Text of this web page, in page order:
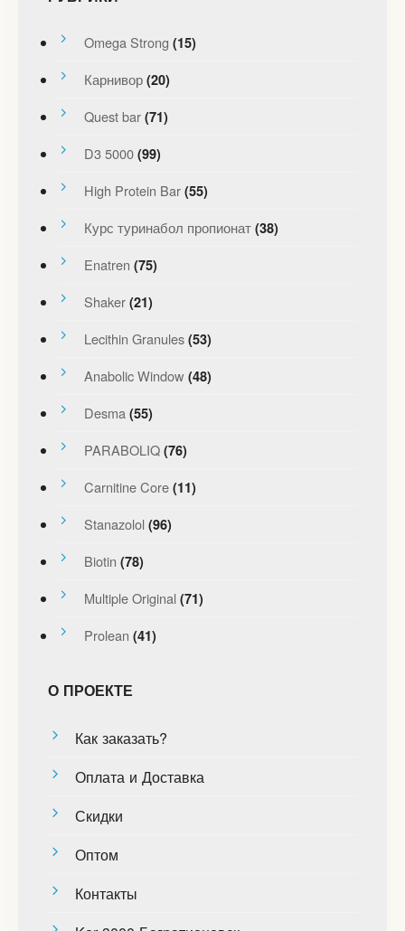
Omega Strong (15)
Карнивор (20)
Quest bar (71)
D3 5000 (99)
High Protein Bar (55)
Курс туринабол пропионат (38)
Enatren (75)
Shaker (21)
Lecithin Granules (53)
Anabolic Window (48)
Desma (55)
PARABOLIQ (76)
Carnitine Core (11)
Stanazolol (96)
Biotin (78)
Multiple Original (71)
Prolean (41)
О ПРОЕКТЕ
Как заказать?
Оплата и Доставка
Скидки
Оптом
Контакты